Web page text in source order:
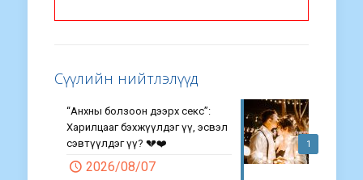
Сүүлийн нийтлэлүүд
1
“Анхны болзоон дээрх секс”:
Харилцааг бэхжүүлдэг үү, эсвэл
сэвтүүлдэг үү? 💔❤️
2026/08/07